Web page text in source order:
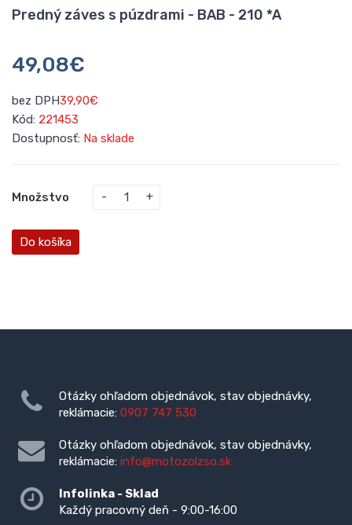
Predný záves s púzdrami - BAB - 210 *A
49,08€
bez DPH39,90€
Kód: 221453
Dostupnosť: Na sklade
Množstvo
Do košíka
Otázky ohľadom objednávok, stav objednávky,
reklámacie: 0907 747 530
Otázky ohľadom objednávok, stav objednávky,
reklámacie: info@motozolzso.sk
Infolinka - Sklad
Každý pracovný deň - 9:00-16:00